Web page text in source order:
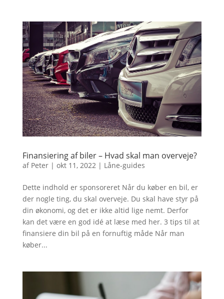
Finansiering af biler – Hvad skal man overveje?
af Peter| okt 11, 2022| Låne-guides
Dette indhold er sponsoreret Når du køber en bil, er
der nogle ting, du skal overveje. Du skal have styr på
din økonomi, og det er ikke altid lige nemt. Derfor
kan det være en god idé at læse med her. 3 tips til at
finansiere din bil på en fornuftig måde Når man
køber...